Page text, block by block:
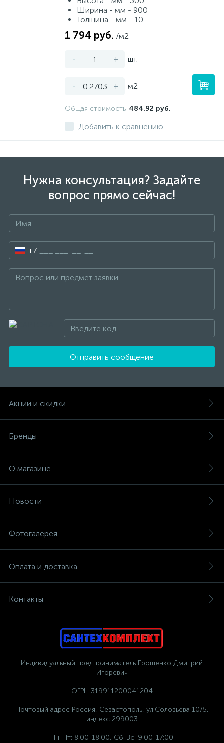
Ширина - мм - 900
Толщина - мм - 10
1 794 руб. /м2
- + шт.
- + м2
Общая стоимость 484.92 руб.
Добавить к сравнению
Нужна консультация? Задайте
вопрос прямо сейчас!
+7
Отправить сообщение
Акции и скидки
Бренды
О магазине
Новости
Фотогалерея
Оплата и доставка
Контакты
Индивидуальный предприниматель Ерошенко Дмитрий
Игоревич
ОГРН 319911200041204
Почтовый адрес Россия, Севастополь, ул.Соловьева 10/5,
индекс 299003
Пн-Пт: 8:00-18:00, Сб-Вс: 9:00-17:00